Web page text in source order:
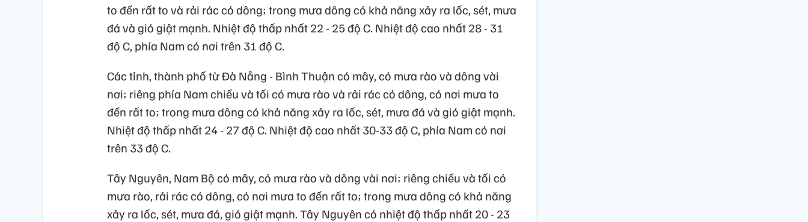
to đến rất to và rải rác có dông; trong mưa dông có khả năng xảy ra lốc, sét, mưa
đá và gió giật mạnh. Nhiệt độ thấp nhất 22 - 25 độ C. Nhiệt độ cao nhất 28 - 31
độ C, phía Nam có nơi trên 31 độ C.
Các tỉnh, thành phố từ Đà Nẵng - Bình Thuận có mây, có mưa rào và dông vài
nơi; riêng phía Nam chiều và tối có mưa rào và rải rác có dông, có nơi mưa to
đến rất to; trong mưa dông có khả năng xảy ra lốc, sét, mưa đá và gió giật mạnh.
Nhiệt độ thấp nhất 24 - 27 độ C. Nhiệt độ cao nhất 30-33 độ C, phía Nam có nơi
trên 33 độ C.
Tây Nguyên, Nam Bộ có mây, có mưa rào và dông vài nơi; riêng chiều và tối có
mưa rào, rải rác có dông, có nơi mưa to đến rất to; trong mưa dông có khả năng
xảy ra lốc, sét, mưa đá, gió giật mạnh. Tây Nguyên có nhiệt độ thấp nhất 20 - 23